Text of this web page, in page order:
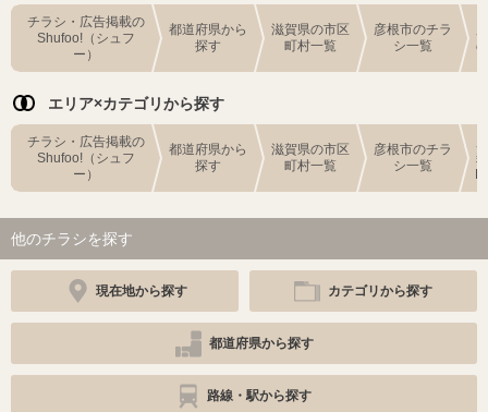
チラシ・広告掲載の
Shufoo!（シュフ
ー）
都道府県から
探す
滋賀県の市区
町村一覧
彦根市のチラ
シ一覧
エリア×カテゴリから探す
チラシ・広告掲載の
Shufoo!（シュフ
ー）
都道府県から
探す
滋賀県の市区
町村一覧
彦根市のチラ
シ一覧
他のチラシを探す
現在地から探す カテゴリから探す
都道府県から探す
路線・駅から探す